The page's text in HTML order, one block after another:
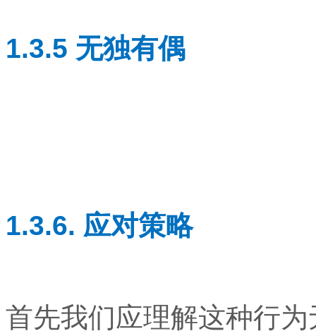
1.3.5 无独有偶
1.3.6. 应对策略
首先我们应理解这种行